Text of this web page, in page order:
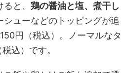
と、 鶏の醤油と塩、煮干し
シューなどのトッピングが追
円（税込）。ノーマルなタ
込）です。